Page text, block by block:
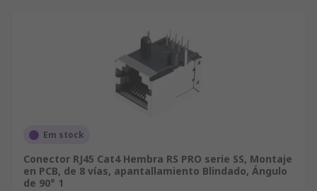
Em stock
Conector RJ45 Cat4 Hembra RS PRO serie SS, Montaje
en PCB, de 8 vías, apantallamiento Blindado, Ángulo
de 90° 1